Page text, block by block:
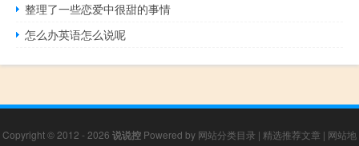
整理了一些恋爱中很甜的事情
怎么办英语怎么说呢
Copyright © 2012 - 2026 说说控 Powered by 网站分类目录 | 精选推荐文章 | 网站地